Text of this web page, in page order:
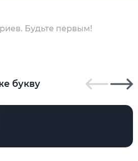
Будьте первым!
букву